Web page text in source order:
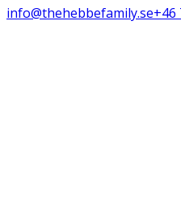
info@thehebbefamily.se+46